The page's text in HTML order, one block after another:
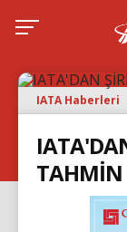
IATA Haberleri
TAHMİN